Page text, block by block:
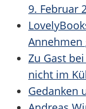
9. Februar
Annehmen
Zu Gast
nicht im
Gedanken